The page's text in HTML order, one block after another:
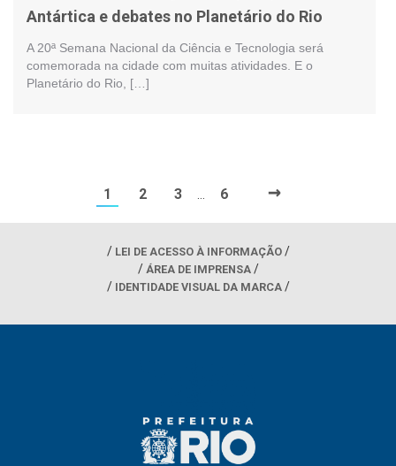
Antártica e debates no Planetário do Rio
A 20ª Semana Nacional da Ciência e Tecnologia será
comemorada na cidade com muitas atividades. E o
Planetário do Rio, […]
1 2 3 6 →
LEI DE ACESSO À INFORMAÇÃO
ÁREA DE IMPRENSA
IDENTIDADE VISUAL DA MARCA